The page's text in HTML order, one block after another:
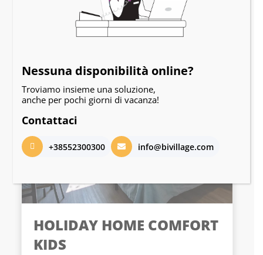
HOLIDAY HOME COMFORT
KIDS
Nessuna disponibilità online?
Troviamo insieme una soluzione,
anche per pochi giorni di vacanza!
Contattaci
+38552300300 info@bivillage.com